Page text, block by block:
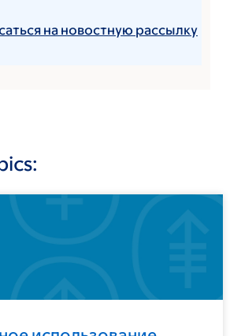
на новостную рассылку